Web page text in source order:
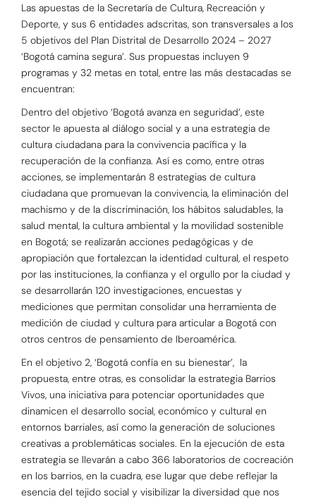
Las apuestas de la Secretaría de Cultura, Recreación y
Deporte, y sus 6 entidades adscritas, son transversales a los
5 objetivos del Plan Distrital de Desarrollo 2024 – 2027
‘Bogotá camina segura’. Sus propuestas incluyen 9
programas y 32 metas en total, entre las más destacadas se
encuentran:
Dentro del objetivo ‘Bogotá avanza en seguridad’, este
sector le apuesta al diálogo social y a una estrategia de
cultura ciudadana para la convivencia pacífica y la
recuperación de la confianza. Así es como, entre otras
acciones, se implementarán 8 estrategias de cultura
ciudadana que promuevan la convivencia, la eliminación del
machismo y de la discriminación, los hábitos saludables, la
salud mental, la cultura ambiental y la movilidad sostenible
en Bogotá; se realizarán acciones pedagógicas y de
apropiación que fortalezcan la identidad cultural, el respeto
por las instituciones, la confianza y el orgullo por la ciudad y
se desarrollarán 120 investigaciones, encuestas y
mediciones que permitan consolidar una herramienta de
medición de ciudad y cultura para articular a Bogotá con
otros centros de pensamiento de Iberoamérica.
En el objetivo 2, ‘Bogotá confía en su bienestar’, la
propuesta, entre otras, es consolidar la estrategia Barrios
Vivos, una iniciativa para potenciar oportunidades que
dinamicen el desarrollo social, económico y cultural en
entornos barriales, así como la generación de soluciones
creativas a problemáticas sociales. En la ejecución de esta
estrategia se llevarán a cabo 366 laboratorios de cocreación
en los barrios, en la cuadra, ese lugar que debe reflejar la
esencia del tejido social y visibilizar la diversidad que nos